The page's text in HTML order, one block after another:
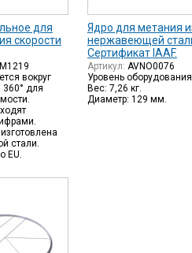
для
скорости
вокруг
360° для
стали.
EU.
Ядро для метания
нержавеющей
Сертификат IAAF.
Артикул: AVNO0076
Уровень
Вес: 7,26 кг.
Диаметр: 129 мм.